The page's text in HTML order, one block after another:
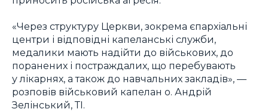
«Через структуру Церкви, зокрема єпархіальні
центри і відповідні капеланські служби,
медалики мають надійти до військових, до
поранених і постраждалих, що перебувають
у лікарнях, а також до навчальних закладів», —
розповів військовий капелан о. Андрій
Зелінський, ТІ.